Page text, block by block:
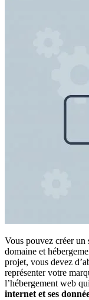
Vous pouvez créer un
domaine et
projet, vous devez
représenter votre
l’hébergement web
internet et ses